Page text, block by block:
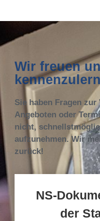
Wir freuen
Sie haben Fragen
Angeboten oder
nicht,
aufzunehmen. Wir
zurück!
NS-
der